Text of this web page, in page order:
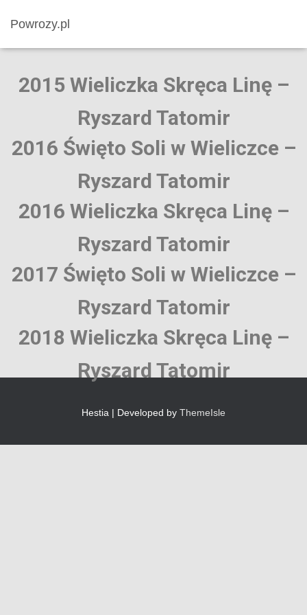
Powrozy.pl
2015 Wieliczka Skręca Linę –
Ryszard Tatomir
2016 Święto Soli w Wieliczce–
Ryszard Tatomir
2016 Wieliczka Skręca Linę –
Ryszard Tatomir
2017 Święto Soli w Wieliczce–
Ryszard Tatomir
2018 Wieliczka Skręca Linę –
Ryszard Tatomir
Hestia | Developed by ThemeIsle